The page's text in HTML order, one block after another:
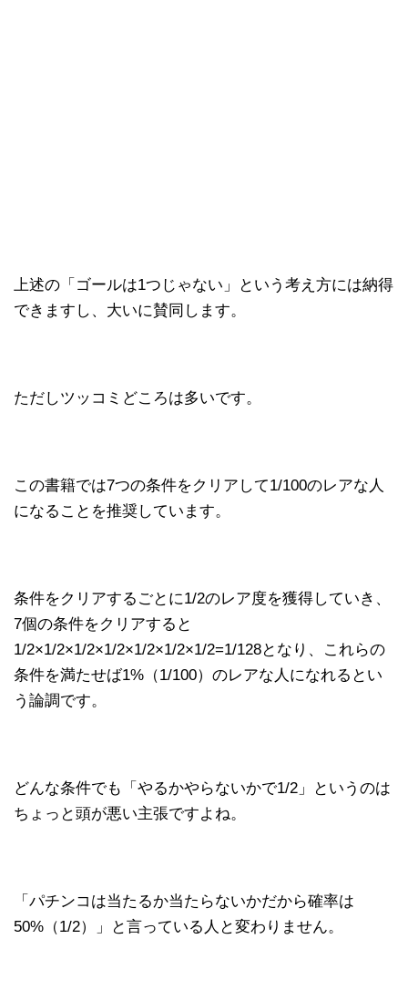
上述の「ゴールは1つじゃない」という考え方には納得
できますし、大いに賛同します。
ただしツッコミどころは多いです。
この書籍では7つの条件をクリアして1/100のレアな人
になることを推奨しています。
条件をクリアするごとに1/2のレア度を獲得していき、
7個の条件をクリアすると
1/2×1/2×1/2×1/2×1/2×1/2×1/2=1/128となり、これらの
条件を満たせば1%（1/100）のレアな人になれるとい
う論調です。
どんな条件でも「やるかやらないかで1/2」というのは
ちょっと頭が悪い主張ですよね。
「パチンコは当たるか当たらないかだから確率は
50%（1/2）」と言っている人と変わりません。